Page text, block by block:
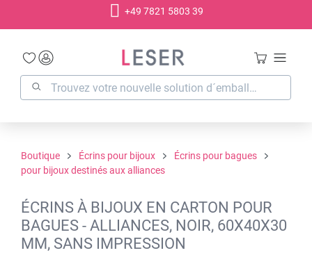
+49 7821 5803 39
Boutique Écrins pour bijoux
Écrins pour bagues
pour bijoux destinés aux alliances
ÉCRINS À BIJOUX EN CARTON POUR
BAGUES - ALLIANCES, NOIR, 60X40X30
MM, SANS IMPRESSION